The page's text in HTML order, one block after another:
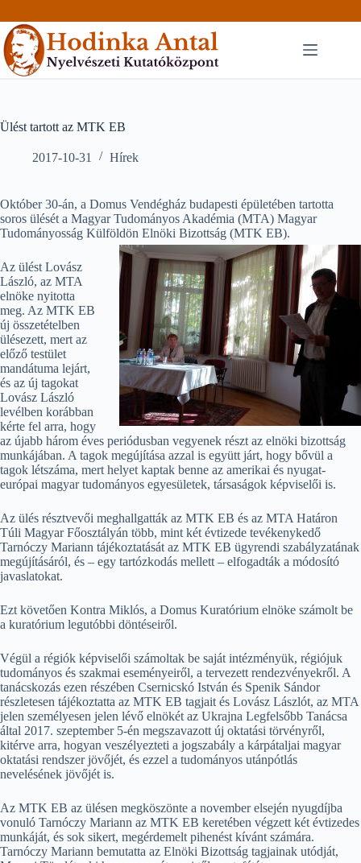
to
content
Ülést tartott az MTK EB
2017-10-31 Hírek
Október 30-án, a Domus Vendégház budapesti épületében tartotta
soros ülését a Magyar Tudományos Akadémia (MTA) Magyar
Tudományosság Külföldön Elnöki Bizottság (MTK EB).
Az ülést Lovász
László, az MTA
elnöke nyitotta
meg. Az MTK EB
új összetételben
ülésezett, mert az
előző testület
mandátuma lejárt,
és az új tagokat
Lovász László
levélben korábban
kérte fel arra, hogy
az újabb három éves periódusban vegyenek részt az elnöki bizottság
munkájában. A tagok megújítása azzal is együtt járt, hogy bővül a
tagok létszáma, mert helyet kaptak benne az amerikai és nyugat-
európai magyar tudományos egyesületek, társaságok képviselői is.
Az ülés résztvevői meghallgatták az MTK EB és az MTA Határon
Túli Magyar Főosztályán több, mint két évtizede tevékenykedő
Tarnóczy Mariann tájékoztatását az MTK EB ügyrendi szabályzatának
megújításáról, és – egy tartózkodás mellett – elfogadták a módosító
javaslatokat.
Ezt követően Kontra Miklós, a Domus Kuratórium elnöke számolt be
a kuratórium legutóbbi döntéseiről.
Végül a régiók képviselői számoltak be saját intézményük, régiójuk
tudományos és szakmai eseményeiről, a tervezett rendezvényekről. A
tanácskozás ezen részében Csernicskó István és Spenik Sándor
részletesen tájékoztatta az MTK EB tagjait és Lovász Lászlót, az MTA
jelen személyesen jelen lévő elnökét az Ukrajna Legfelsőbb Tanácsa
által 2017. szeptember 5-én megszavazott új oktatási törvényről,
kitérve arra, hogyan veszélyezteti a jogszabály a kárpátaljai magyar
oktatási rendszer jövőjét, és ezzel a tudományos utánpótlás
nevelésének jövőjét is.
Az MTK EB az ülésen megköszönte a november elsején nyugdíjba
vonuló Tarnóczy Mariann az MTK EB keretében végzett két évtizedes
munkáját, és sok sikert, megérdemelt pihenést kívánt számára.
Tarnóczy Mariann bemutatta az Elnöki Bizottság tagjainak utódját,